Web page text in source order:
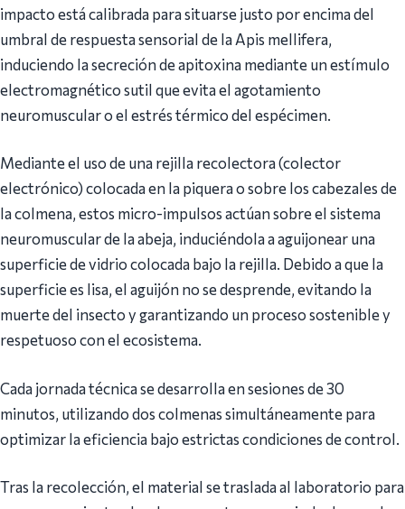
impacto está calibrada para situarse justo por encima del
umbral de respuesta sensorial de la Apis mellifera,
induciendo la secreción de apitoxina mediante un estímulo
electromagnético sutil que evita el agotamiento
neuromuscular o el estrés térmico del espécimen.
Mediante el uso de una rejilla recolectora (colector
electrónico) colocada en la piquera o sobre los cabezales de
la colmena, estos micro-impulsos actúan sobre el sistema
neuromuscular de la abeja, induciéndola a aguijonear una
superficie de vidrio colocada bajo la rejilla. Debido a que la
superficie es lisa, el aguijón no se desprende, evitando la
muerte del insecto y garantizando un proceso sostenible y
respetuoso con el ecosistema.
Cada jornada técnica se desarrolla en sesiones de 30
minutos, utilizando dos colmenas simultáneamente para
optimizar la eficiencia bajo estrictas condiciones de control.
Tras la recolección, el material se traslada al laboratorio para